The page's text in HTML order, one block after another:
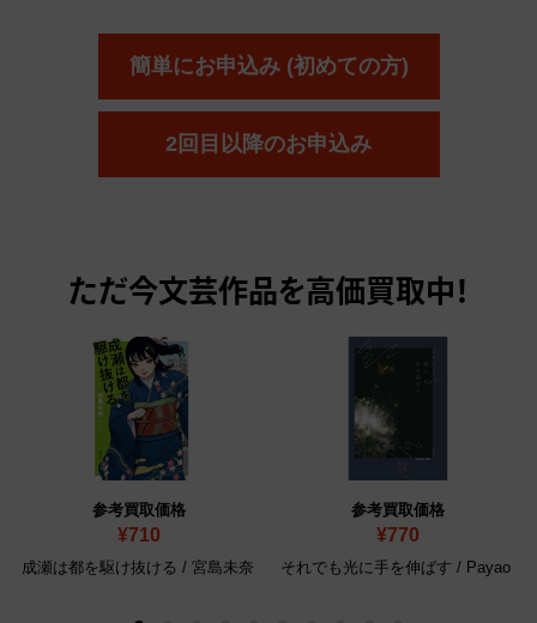
簡単にお申込み (初めての方)
2回目以降のお申込み
ただ今文芸作品を高価買取中！
参考買取価格
¥710
成瀬は都を駆け抜ける / 宮島未奈
参考買取価格
¥770
それでも光に手を伸ばす / Payao